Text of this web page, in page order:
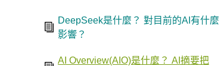
DeepSeek是什麼？ 對目前的AI有什麼
影響？
AI Overview(AIO)是什麼？ AI摘要把